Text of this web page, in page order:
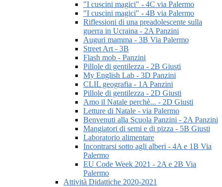
"I cuscini magici" - 4C via Palermo
"I cuscini magici" - 4B via Palermo
Riflessioni di una preadolescente sulla
guerra in Ucraina - 2A Panzini
Auguri mamma - 3B Via Palermo
Street Art - 3B
Flash mob - Panzini
Pillole di gentilezza - 2B Giusti
My English Lab - 3D Panzini
CLIL geografia - 1A Panzini
Pillole di gentilezza - 2D Giusti
Amo il Natale perchè... - 2D Giusti
Letture di Natale - via Palermo
Benvenuti alla Scuola Panzini - 2A Panzini
Mangiatori di semi e di pizza - 5B Giusti
Laboratorio alimentare
Incontrarsi sotto agli alberi - 4A e 1B Via
Palermo
EU Code Week 2021 - 2A e 2B Via
Palermo
Attività Didattiche 2020-2021